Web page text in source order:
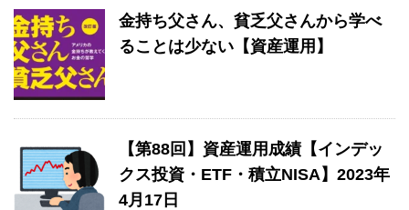
金持ち父さん、貧乏父さんから学べ
ることは少ない【資産運用】
【第88回】資産運用成績【インデッ
クス投資・ETF・積立NISA】2023年
4月17日